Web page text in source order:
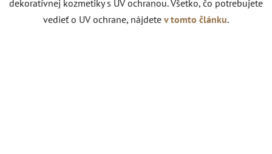
dekoratívnej kozmetiky s UV ochranou. Všetko, čo potrebujete
vedieť o UV ochrane, nájdete v tomto článku.